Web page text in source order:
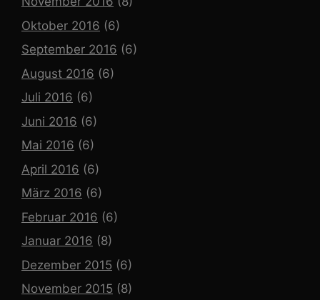
Oktober 2016 (6)
September 2016 (6)
August 2016 (6)
Juli 2016 (6)
Juni 2016 (6)
Mai 2016 (6)
April 2016 (6)
März 2016 (6)
Februar 2016 (6)
Januar 2016 (8)
Dezember 2015 (6)
November 2015 (8)